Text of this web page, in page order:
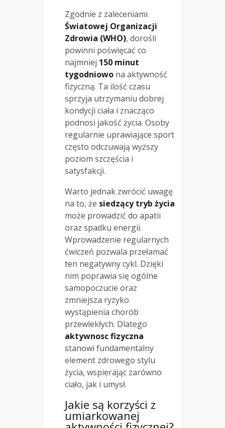
Zgodnie z zaleceniami
Światowej Organizacji
Zdrowia (WHO), dorośli
powinni poświęcać co
najmniej 150 minut
tygodniowo na aktywność
fizyczną. Ta ilość czasu
sprzyja utrzymaniu dobrej
kondycji ciała i znacząco
podnosi jakość życia. Osoby
regularnie uprawiające sport
często odczuwają wyższy
poziom szczęścia i
satysfakcji.
Warto jednak zwrócić uwagę
na to, że siedzący tryb życia
może prowadzić do apatii
oraz spadku energii.
Wprowadzenie regularnych
ćwiczeń pozwala przełamać
ten negatywny cykl. Dzięki
nim poprawia się ogólne
samopoczucie oraz
zmniejsza ryzyko
wystąpienia chorób
przewlekłych. Dlatego
aktywnosc fizyczna
stanowi fundamentalny
element zdrowego stylu
życia, wspierając zarówno
ciało, jak i umysł.
Jakie są korzyści z
umiarkowanej